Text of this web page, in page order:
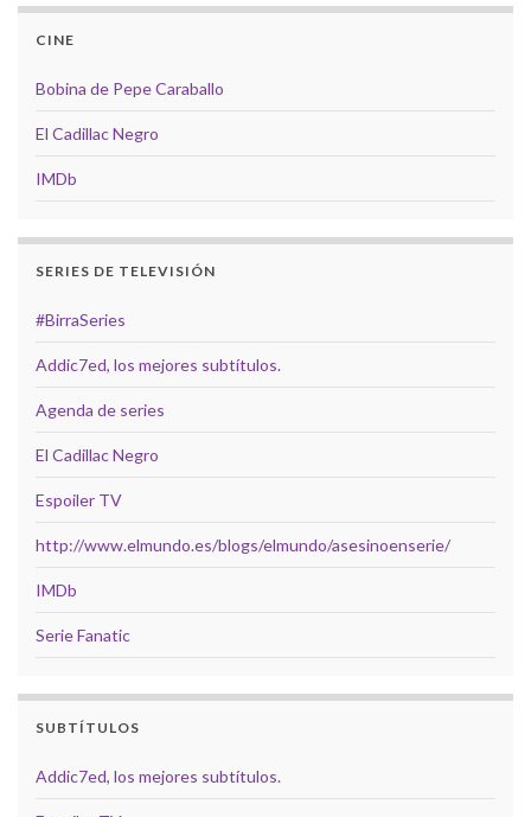
CINE
Bobina de Pepe Caraballo
El Cadillac Negro
IMDb
SERIES DE TELEVISIÓN
#BirraSeries
Addic7ed, los mejores subtítulos.
Agenda de series
El Cadillac Negro
Espoiler TV
http://www.elmundo.es/blogs/elmundo/asesinoenserie/
IMDb
Serie Fanatic
SUBTÍTULOS
Addic7ed, los mejores subtítulos.